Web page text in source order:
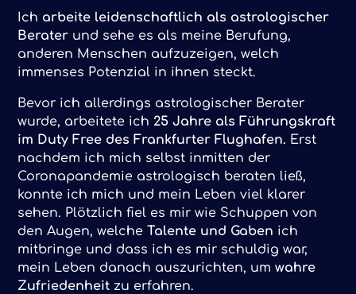
Ich arbeite leidenschaftlich als astrologischer
Berater und sehe es als meine Berufung,
anderen Menschen aufzuzeigen, welch
immenses Potenzial in ihnen steckt.
Bevor ich allerdings astrologischer Berater
wurde, arbeitete ich 25 Jahre als Führungskraft
im Duty Free des Frankfurter Flughafen. Erst
nachdem ich mich selbst inmitten der
Coronapandemie astrologisch beraten ließ,
konnte ich mich und mein Leben viel klarer
sehen. Plötzlich fiel es mir wie Schuppen von
den Augen, welcheTalente und Gaben ich
mitbringe und dass ich es mir schuldig war,
mein Leben danach auszurichten, umwahre
Zufriedenheit zu erfahren.